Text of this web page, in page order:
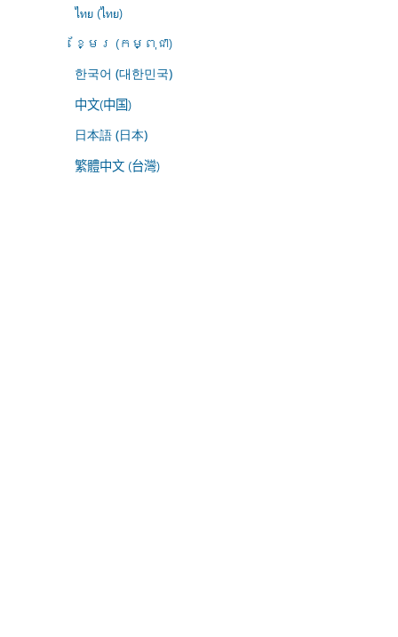
ไทย (ไทย)
ខ្មែរ (កម្ពុជា)
한국어 (대한민국)
中文(中国)
日本語 (日本)
繁體中文 (台灣)